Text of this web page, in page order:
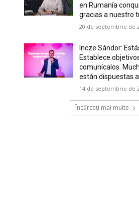
en Rumanía
gracias a nuestro
20 de septembrie de
Incze Sándor:
Establece
comunícalos.
están dispuestas
14 de septembrie de
Încărcați mai multe